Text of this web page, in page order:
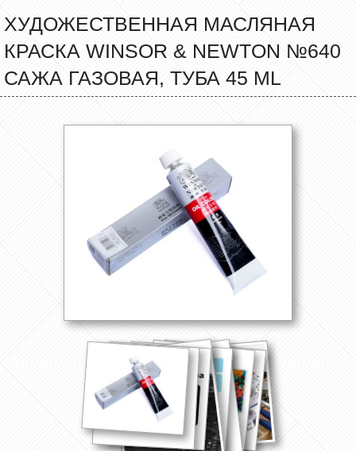
ХУДОЖЕСТВЕННАЯ МАСЛЯНАЯ
КРАСКА WINSOR & NEWTON №640
САЖА ГАЗОВАЯ, ТУБА 45 ML